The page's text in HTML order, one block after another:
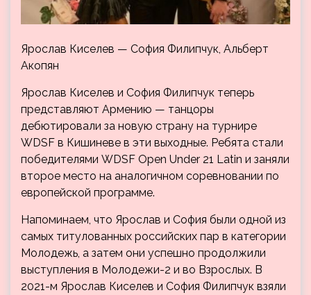
Ярослав Киселев — София Филипчук, Альберт
Акопян
Ярослав Киселев и София Филипчук теперь
представляют Армению — танцоры
дебютировали за новую страну на турнире
WDSF в Кишиневе в эти выходные. Ребята стали
победителями WDSF Open Under 21 Latin и заняли
второе место на аналогичном соревновании по
европейской программе.
Напоминаем, что Ярослав и София были одной из
самых титулованных российских пар в категории
Молодежь, а затем они успешно продолжили
выступления в Молодежи-2 и во Взрослых. В
2021-м Ярослав Киселев и София Филипчук взяли